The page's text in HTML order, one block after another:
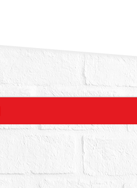
三、保證金新
四、本件係變
買拍得，則其
嚴重漏水、火
均已於附表載
之瑕疵無擔保
定。